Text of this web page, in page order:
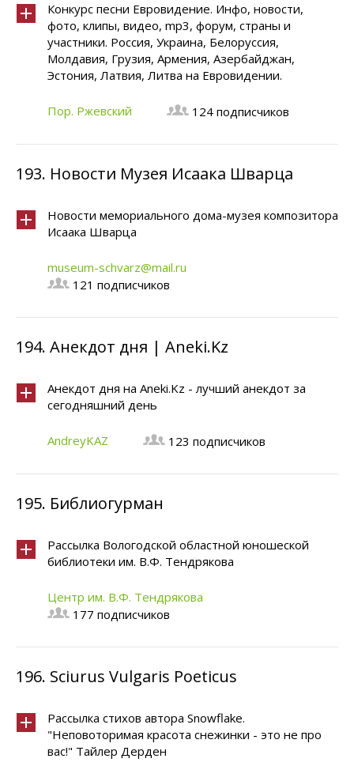
Конкурс песни Евровидение. Инфо, новости,
фото, клипы, видео, mp3, форум, страны и
участники. Россия, Украина, Белоруссия,
Молдавия, Грузия, Армения, Азербайджан,
Эстония, Латвия, Литва на Евровидении.
Пор. Ржевский 124 подписчиков
193. Новости Музея Исаака Шварца
Новости мемориального дома-музея композитора
Исаака Шварца
museum-schvarz@mail.ru
121 подписчиков
194. Анекдот дня | Aneki.Kz
Анекдот дня на Aneki.Kz - лучший анекдот за
сегодняшний день
AndreyKAZ 123 подписчиков
195. Библиогурман
Рассылка Вологодской областной юношеской
библиотеки им. В.Ф. Тендрякова
Центр им. В.Ф. Тендрякова
177 подписчиков
196. Sciurus Vulgaris Poeticus
Рассылка стихов автора Snowflake.
"Неповоторимая красота снежинки - это не про
вас!" Тайлер Дерден